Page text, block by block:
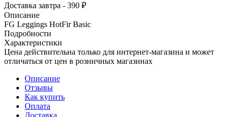
Доставка завтра - 390 ₽
Описание
FG Leggings HotFir Basic
Подробности
Характеристики
Цена действительна только для интернет-магазина и может
отличаться от цен в розничных магазинах
Описание
Отзывы
Как купить
Оплата
Доставка